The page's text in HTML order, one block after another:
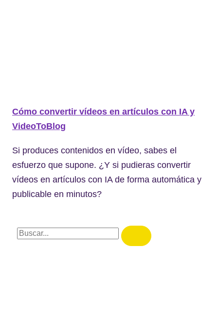
Cómo convertir vídeos en artículos con IA y
VideoToBlog
Si produces contenidos en vídeo, sabes el
esfuerzo que supone. ¿Y si pudieras convertir
vídeos en artículos con IA de forma automática y
publicable en minutos?